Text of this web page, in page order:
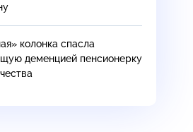
колонка спасла
деменцией пенсионерку